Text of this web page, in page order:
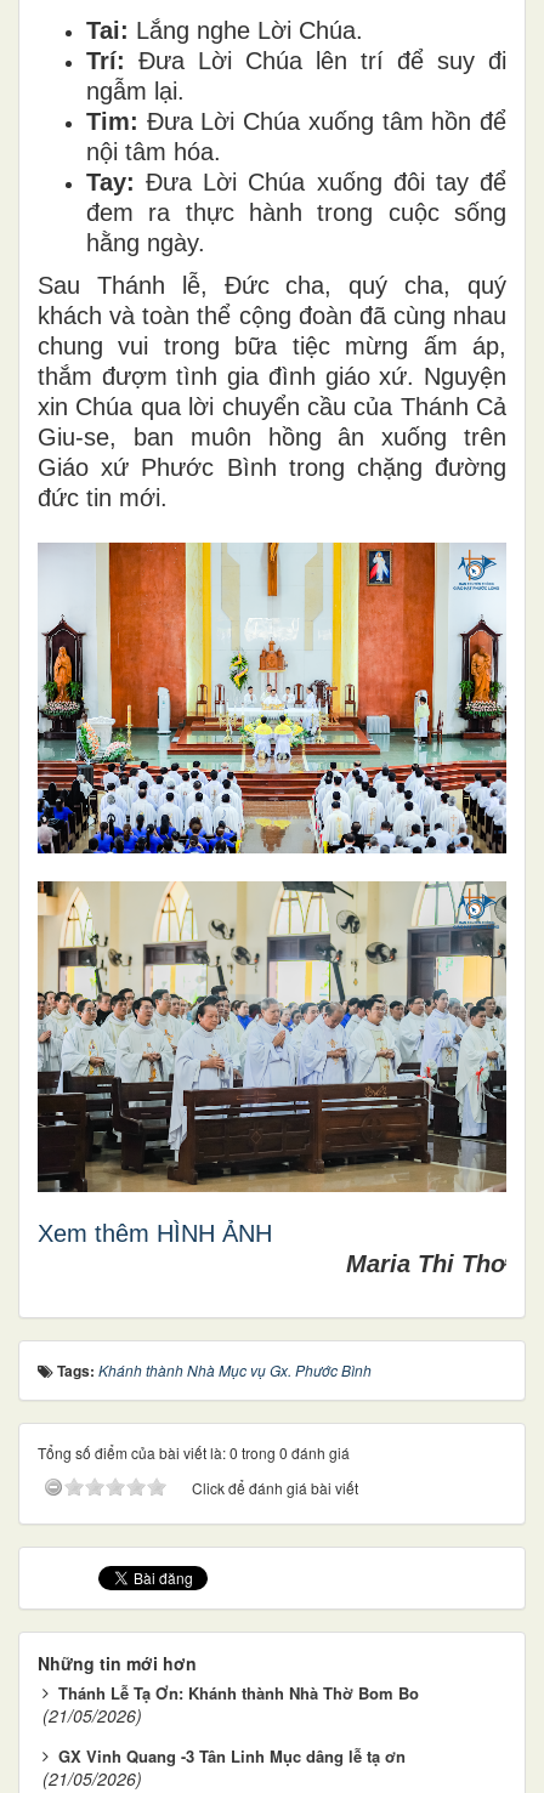
Tai: Lắng nghe Lời Chúa.
Trí: Đưa Lời Chúa lên trí để suy đi
ngẫm lại.
Tim: Đưa Lời Chúa xuống tâm hồn để
nội tâm hóa.
Tay: Đưa Lời Chúa xuống đôi tay để
đem ra thực hành trong cuộc sống
hằng ngày.
Sau Thánh lễ, Đức cha, quý cha, quý
khách và toàn thể cộng đoàn đã cùng nhau
chung vui trong bữa tiệc mừng ấm áp,
thắm đượm tình gia đình giáo xứ. Nguyện
xin Chúa qua lời chuyển cầu của Thánh Cả
Giu-se, ban muôn hồng ân xuống trên
Giáo xứ Phước Bình trong chặng đường
đức tin mới.
Xem thêm HÌNH ẢNH
Maria Thi Thơ
Tags: Khánh thành Nhà Mục vụ Gx. Phước Bình
Tổng số điểm của bài viết là: 0 trong 0 đánh giá
Click để đánh giá bài viết
Những tin mới hơn
Thánh Lễ Tạ Ơn: Khánh thành Nhà Thờ Bom Bo
(21/05/2026)
GX Vinh Quang -3 Tân Linh Mục dâng lễ tạ ơn
(21/05/2026)